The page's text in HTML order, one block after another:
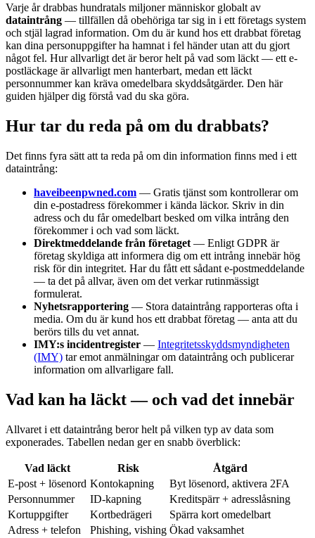
Varje år drabbas hundratals miljoner människor globalt av
dataintrång — tillfällen då obehöriga tar sig in i ett företags system
och stjäl lagrad information. Om du är kund hos ett drabbat företag
kan dina personuppgifter ha hamnat i fel händer utan att du gjort
något fel. Hur allvarligt det är beror helt på vad som läckt — ett e-
postläckage är allvarligt men hanterbart, medan ett läckt
personnummer kan kräva omedelbara skyddsåtgärder. Den här
guiden hjälper dig förstå vad du ska göra.
Hur tar du reda på om du drabbats?
Det finns fyra sätt att ta reda på om din information finns med i ett
dataintrång:
haveibeenpwned.com — Gratis tjänst som kontrollerar om
din e-postadress förekommer i kända läckor. Skriv in din
adress och du får omedelbart besked om vilka intrång den
förekommer i och vad som läckt.
Direktmeddelande från företaget — Enligt GDPR är
företag skyldiga att informera dig om ett intrång innebär hög
risk för din integritet. Har du fått ett sådant e-postmeddelande
— ta det på allvar, även om det verkar rutinmässigt
formulerat.
Nyhetsrapportering — Stora dataintrång rapporteras ofta i
media. Om du är kund hos ett drabbat företag — anta att du
berörs tills du vet annat.
IMY:s incidentregister — Integritetsskyddsmyndigheten
(IMY) tar emot anmälningar om dataintrång och publicerar
information om allvarligare fall.
Vad kan ha läckt — och vad det innebär
Allvaret i ett dataintrång beror helt på vilken typ av data som
exponerades. Tabellen nedan ger en snabb överblick:
Vad läckt Risk
Åtgärd
E-post + lösenord Kontokapning
Byt lösenord, aktivera 2FA
Personnummer
ID-kapning
Kreditspärr + adresslåsning
Kortuppgifter
Kortbedrägeri
Spärra kort omedelbart
Adress + telefon
Phishing, vishing Ökad vaksamhet